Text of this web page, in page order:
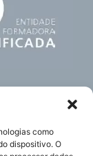
como
dispositivo. O